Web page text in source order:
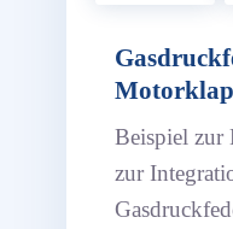
Beispiel zur
zur